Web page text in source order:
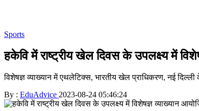
Sports
हकेवि में राष्ट्रीय खेल दिवस के उपलक्ष्य में
विशेषज्ञ व्याख्यान में एथलेटिक्स, भारतीय खेल प्राधिकरण, नई
By : EduAdvice 2023-08-24 05:46:24